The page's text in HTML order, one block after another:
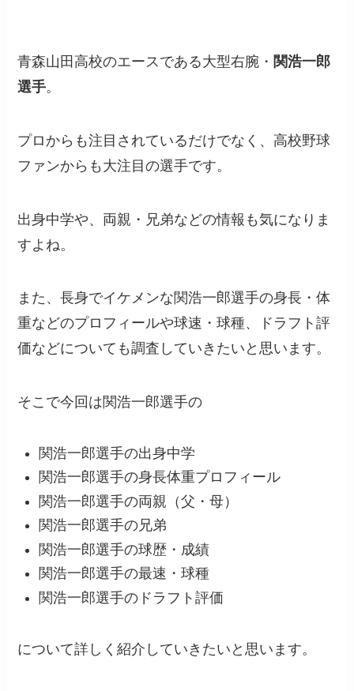
青森山田高校のエースである大型右腕・ 関浩一郎
選手。
プロからも注目されているだけでなく、高校野球
ファンからも大注目の選手です。
出身中学や、両親・兄弟などの情報も気になりま
すよね。
また、長身でイケメンな関浩一郎選手の身長・体
重などのプロフィールや球速・球種、ドラフト評
価などについても調査していきたいと思います。
そこで今回は関浩一郎選手の
関浩一郎選手の出身中学
関浩一郎選手の身長体重プロフィール
関浩一郎選手の両親（父・母）
関浩一郎選手の兄弟
関浩一郎選手の球歴・成績
関浩一郎選手の最速・球種
関浩一郎選手のドラフト評価
について詳しく紹介していきたいと思います。